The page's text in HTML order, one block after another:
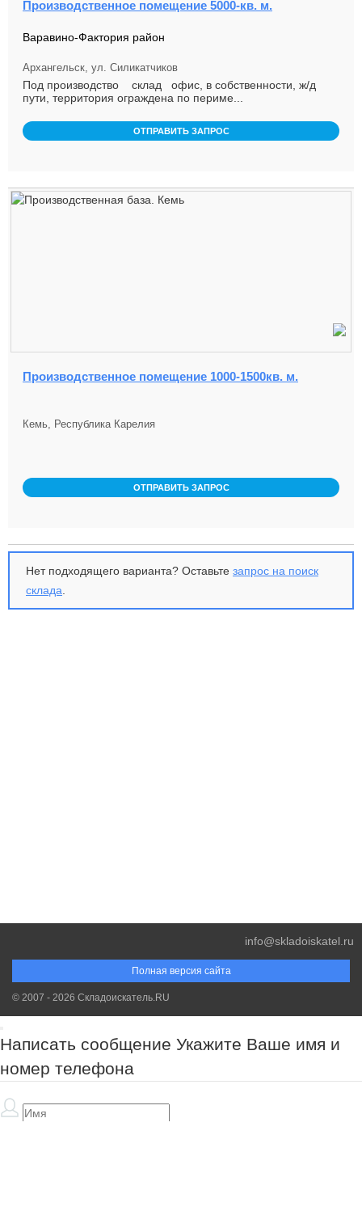
Производственное помещение 5000-кв. м.
Варавино-Фактория район
Архангельск, ул. Силикатчиков
Под производство склад офис, в собственности, ж/д
пути, территория ограждена по периме...
ОТПРАВИТЬ ЗАПРОС
Производственное помещение 1000-1500кв. м.
Кемь, Республика Карелия
ОТПРАВИТЬ ЗАПРОС
Нет подходящего варианта? Оставьте запрос на поиск
склада
Полная версия сайта
info@skladoiskatel.ru
© 2007 - 2026 Складоискатель.RU
Написать сообщение Укажите Ваше имя и
номер телефона